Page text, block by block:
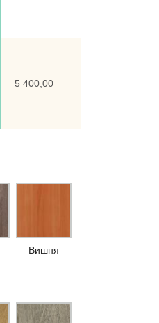
5 400,00
Вишня